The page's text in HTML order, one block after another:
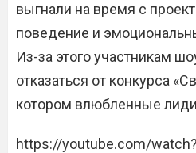
выгнали на время с
поведение и
Из-за этого участникам
отказаться от конкурса
котором влюбленные
https://youtube.com/